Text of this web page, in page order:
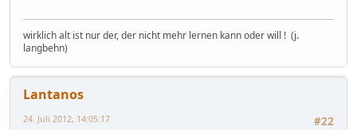
wirklich alt ist nur der, der nicht mehr lernen kann oder will ! (j.
langbehn)
Lantanos
#22
24. Juli 2012, 14:05:17